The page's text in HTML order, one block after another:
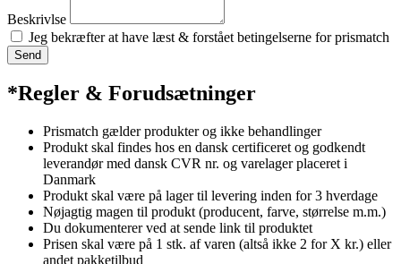
Beskrivlse
Jeg bekræfter at have læst & forstået betingelserne for prismatch
Send
*Regler & Forudsætninger
Prismatch gælder produkter og ikke behandlinger
Produkt skal findes hos en dansk certificeret og godkendt
leverandør med dansk CVR nr. og varelager placeret i
Danmark
Produkt skal være på lager til levering inden for 3 hverdage
Nøjagtig magen til produkt (producent, farve, størrelse m.m.)
Du dokumenterer ved at sende link til produktet
Prisen skal være på 1 stk. af varen (altså ikke 2 for X kr.) eller
andet pakketilbud